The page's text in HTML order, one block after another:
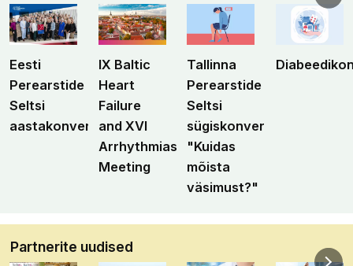
Eesti
Perearstide
Seltsi
aastakonverents
IX Baltic
Heart
Failure
and XVI
Arrhythmias
Meeting
Tallinna
Perearstide
Seltsi
sügiskonverents
"Kuidas
mõista
väsimust?"
Partnerite uudised